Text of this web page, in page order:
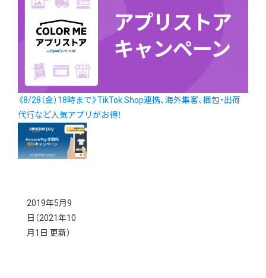
《8/28（金）18時まで》TikTok Shop連携、海外集客、梱包・出荷
代行など人気アプリがお得！
2019年5月9
日 （2021年10
月1日 更新）